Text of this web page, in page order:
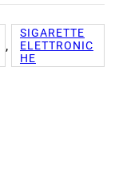
,
SIGARETTE
ELETTRONIC
HE